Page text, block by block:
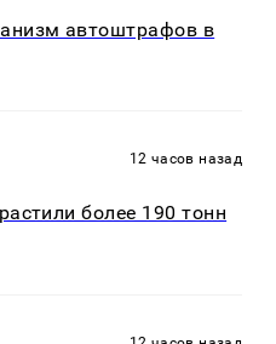
автоштрафов в
12 часов назад
более 190 тонн